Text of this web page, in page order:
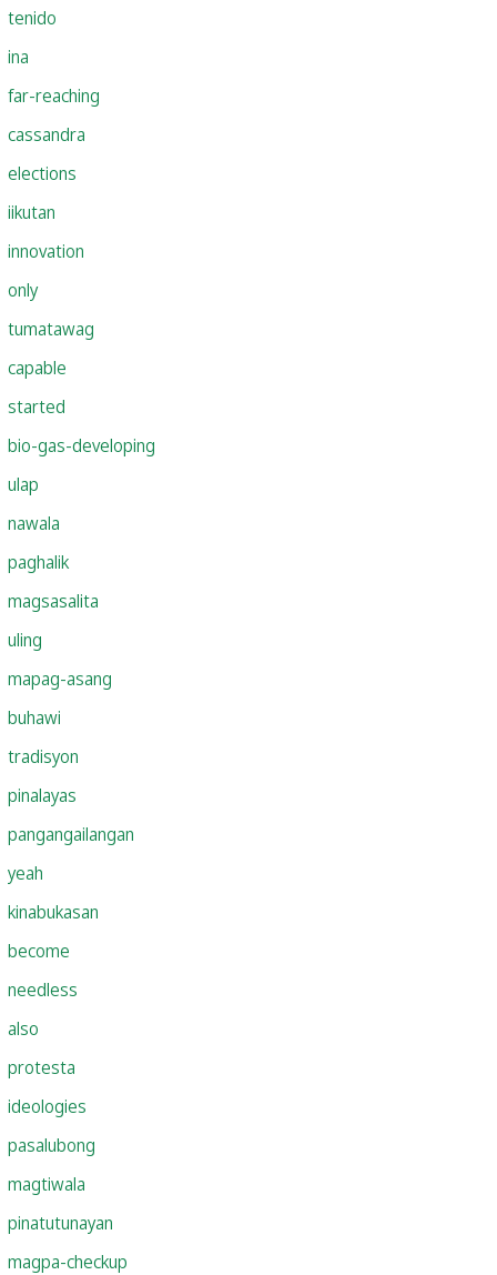
tenido
ina
far-reaching
cassandra
elections
iikutan
innovation
only
tumatawag
capable
started
bio-gas-developing
ulap
nawala
paghalik
magsasalita
uling
mapag-asang
buhawi
tradisyon
pinalayas
pangangailangan
yeah
kinabukasan
become
needless
also
protesta
ideologies
pasalubong
magtiwala
pinatutunayan
magpa-checkup